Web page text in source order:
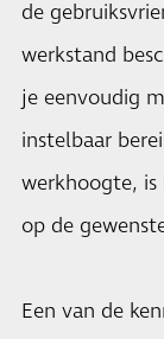
de
werkstand
je eenvoudig
instelbaar
werkhoogte,
op de
Een van de